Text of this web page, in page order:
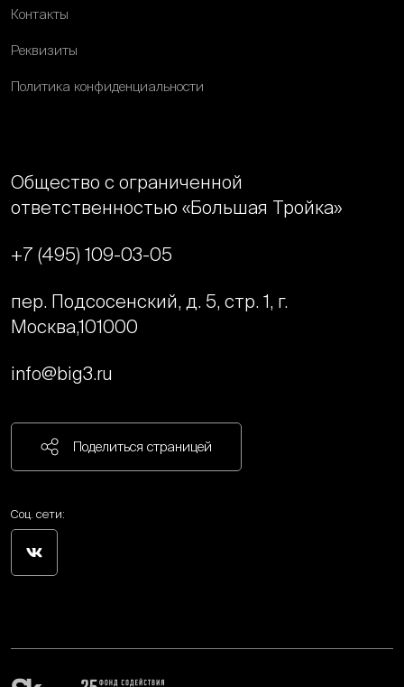
Контакты
Реквизиты
Политика конфиденциальности
Общество с ограниченной
ответственностью «Большая Тройка»
+7 (495) 109-03-05
пер. Подсосенский, д. 5, стр. 1, г.
Москва,101000
info@big3.ru
Поделиться страницей
Соц. сети: